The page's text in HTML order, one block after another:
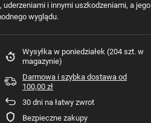
i innymi uszkodzeniami, a jego
wyglądu.
Wysyłka w poniedziałek (204 szt. w
magazynie)
Darmowa i szybka dostawa od
100,00 zł
30 dni na łatwy zwrot
Bezpieczne zakupy